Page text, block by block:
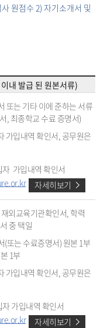
원점수 2) 자기소개서 및
내 발급 된 원본서류)
또는 기타 이에 준하는 서류
, 최종학교 수료 증명서)
가입내역 확인서, 공무원은
가입내역 확인서
자세히보기
외교육기관확인서, 학력
중 택일
(또는 수료증명서) 원본 1부
1부
가입내역 확인서, 공무원은
가입내역 확인서
자세히보기